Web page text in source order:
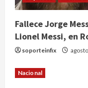
Fallece Jorge
Lionel Messi, en
soporteinfix
Nacional